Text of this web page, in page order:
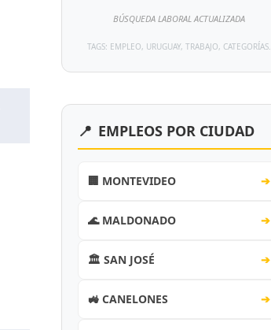
BÚSQUEDA LABORAL ACTUALIZADA
TAGS: EMPLEO, URUGUAY, TRABAJO, CATEGORÍAS.
📍 EMPLEOS POR CIUDAD
🏢 MONTEVIDEO ➔
🌊 MALDONADO ➔
🏛️ SAN JOSÉ ➔
🚜 CANELONES ➔